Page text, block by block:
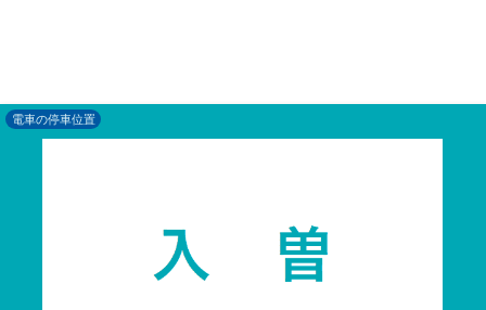
電車の停車位置